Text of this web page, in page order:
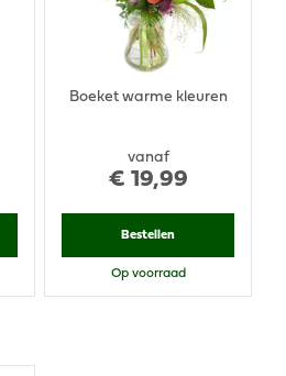
vanaf
€ 19,99
Boeket warme kleuren
Bestellen
Op voorraad